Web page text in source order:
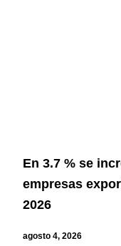
En 3.7 % se
empresas
2026
agosto 4, 2026